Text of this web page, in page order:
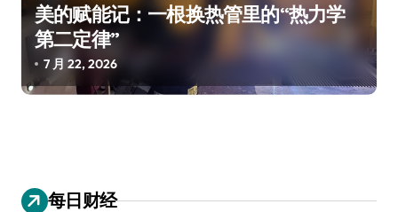
美的赋能记：一根换热管里的“热力学
第二定律”
7 月 22, 2026
每日财经